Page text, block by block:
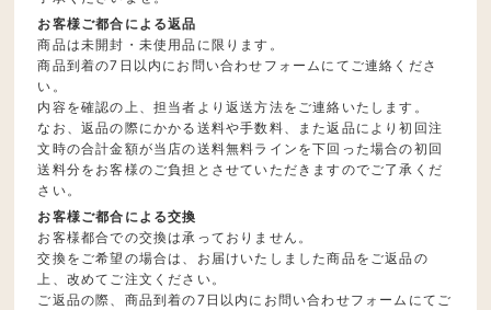
お客様ご都合による返品
商品は未開封・未使用品に限ります。
商品到着の7日以内にお問い合わせフォームにてご連絡くださ
い。
内容を確認の上、担当者より返送方法をご連絡いたします。
なお、返品の際にかかる送料や手数料、また返品により初回注
文時の合計金額が当店の送料無料ラインを下回った場合の初回
送料分をお客様のご負担とさせていただきますのでご了承くだ
さい。
お客様ご都合による交換
お客様都合での交換は承っておりません。
交換をご希望の場合は、お届けいたしました商品をご返品の
上、改めてご注文ください。
ご返品の際、商品到着の7日以内にお問い合わせフォームにてご